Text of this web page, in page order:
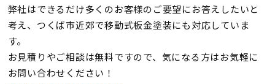
弊社はできるだけ多くのお客様のご要望にお答えしたいと
考え、つくば市近郊で移動式板金塗装にも対応していま
す。
お見積りやご相談は無料ですので、気になる方はお気軽に
お問い合わせください！